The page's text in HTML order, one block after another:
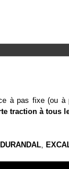
à pas fixe (ou
traction à tous
DURANDAL,